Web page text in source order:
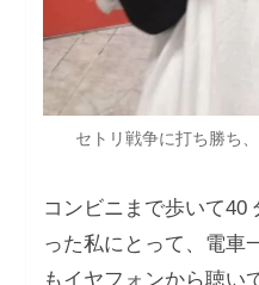
セトリ戦争に打ち勝ち
コンビニまで歩いて40
った私にとって、電⾞
もイヤフォンから聴い